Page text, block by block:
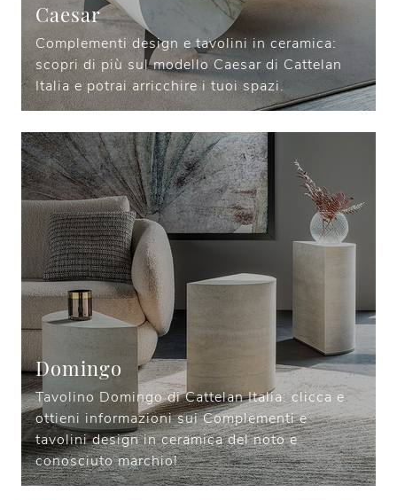
Caesar
Complementi design e tavolini in ceramica:
scopri di più sul modello Caesar di Cattelan
Italia e potrai arricchire i tuoi spazi.
Domingo
Tavolino Domingo di Cattelan Italia: clicca e
ottieni informazioni sui Complementi e
tavolini design in ceramica del noto e
conosciuto marchio!